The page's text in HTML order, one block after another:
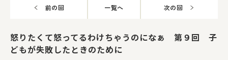
前の回 一覧へ 次の回
怒りたくて怒ってるわけちゃうのになぁ 第９回 子
どもが失敗したときのために